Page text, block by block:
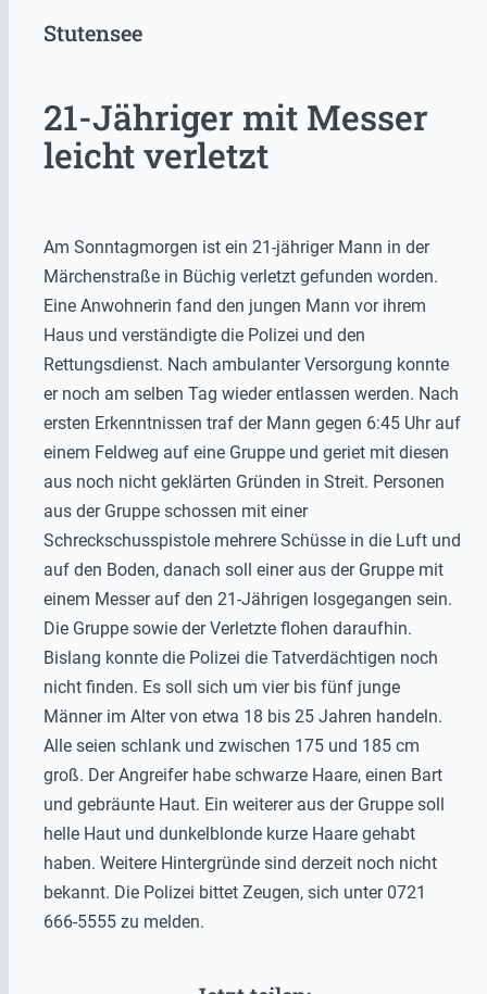
Stutensee
21-Jähriger mit Messer
leicht verletzt
Am Sonntagmorgen ist ein 21-jähriger Mann in der
Märchenstraße in Büchig verletzt gefunden worden.
Eine Anwohnerin fand den jungen Mann vor ihrem
Haus und verständigte die Polizei und den
Rettungsdienst. Nach ambulanter Versorgung konnte
er noch am selben Tag wieder entlassen werden. Nach
ersten Erkenntnissen traf der Mann gegen 6:45 Uhr auf
einem Feldweg auf eine Gruppe und geriet mit diesen
aus noch nicht geklärten Gründen in Streit. Personen
aus der Gruppe schossen mit einer
Schreckschusspistole mehrere Schüsse in die Luft und
auf den Boden, danach soll einer aus der Gruppe mit
einem Messer auf den 21-Jährigen losgegangen sein.
Die Gruppe sowie der Verletzte flohen daraufhin.
Bislang konnte die Polizei die Tatverdächtigen noch
nicht finden. Es soll sich um vier bis fünf junge
Männer im Alter von etwa 18 bis 25 Jahren handeln.
Alle seien schlank und zwischen 175 und 185 cm
groß. Der Angreifer habe schwarze Haare, einen Bart
und gebräunte Haut. Ein weiterer aus der Gruppe soll
helle Haut und dunkelblonde kurze Haare gehabt
haben. Weitere Hintergründe sind derzeit noch nicht
bekannt. Die Polizei bittet Zeugen, sich unter 0721
666-5555 zu melden.